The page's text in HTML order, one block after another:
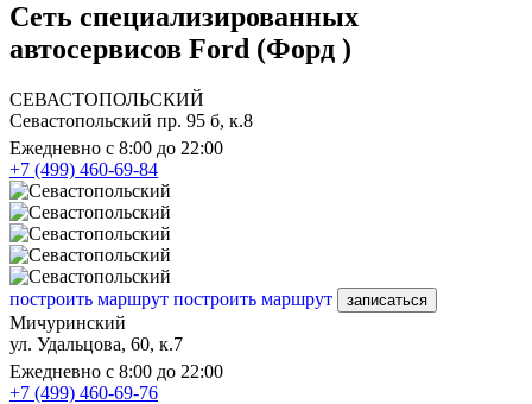
Сеть специализированных
автосервисов Ford (Форд )
СЕВАСТОПОЛЬСКИЙ
Севастопольский пр. 95 б, к.8
Ежедневно с 8:00 до 22:00
+7 (499) 460-69-84
построить маршрут построить маршрут записаться
Мичуринский
ул. Удальцова, 60, к.7
Ежедневно с 8:00 до 22:00
+7 (499) 460-69-76